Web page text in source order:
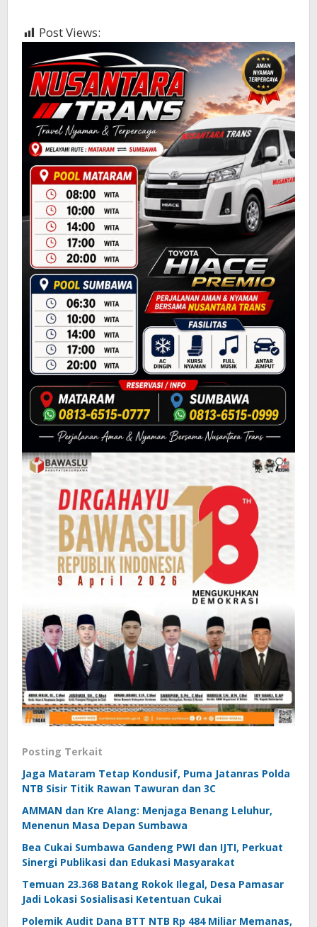
Post Views:
Posting Terkait
Jaga Mataram Tetap Kondusif, Puma Jatanras Polda
NTB Sisir Titik Rawan Tawuran dan 3C
AMMAN dan Kre Alang: Menjaga Benang Leluhur,
Menenun Masa Depan Sumbawa
Bea Cukai Sumbawa Gandeng PWI dan IJTI, Perkuat
Sinergi Publikasi dan Edukasi Masyarakat
Temuan 23.368 Batang Rokok Ilegal, Desa Pamasar
Jadi Lokasi Sosialisasi Ketentuan Cukai
Polemik Audit Dana BTT NTB Rp 484 Miliar Memanas,